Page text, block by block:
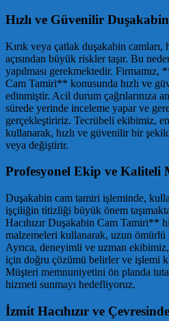
Hızlı ve Güvenilir
Kırık veya çatlak duşakabin
açısından büyük riskler taşır. Bu
yapılması gerekmektedir. Firmamız,
Cam Tamiri** konusunda hızlı ve
edinmiştir. Acil durum çağrılarınıza
sürede yerinde inceleme yapar ve
gerçekleştiririz. Tecrübeli ekibimiz,
kullanarak, hızlı ve güvenilir bir
veya değiştirir.
Profesyonel Ekip ve Kaliteli
Duşakabin cam tamiri işleminde,
işçiliğin titizliği büyük önem
Hacıhızır Duşakabin Cam Tamiri**
malzemeleri kullanarak, uzun ömürlü
Ayrıca, deneyimli ve uzman
için doğru çözümü belirler ve işlemi
Müşteri memnuniyetini ön planda
hizmeti sunmayı hedefliyoruz.
İzmit Hacıhızır ve